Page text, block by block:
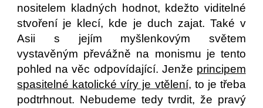
nositelem kladných hodnot, kdežto viditelné
stvoření je klecí, kde je duch zajat. Také v
Asii s jejím myšlenkovým světem
vystavěným převážně na monismu je tento
pohled na věc odpovídající. Jenže principem
spasitelné katolické víry je vtělení, to je třeba
podtrhnout. Nebudeme tedy tvrdit, že pravý